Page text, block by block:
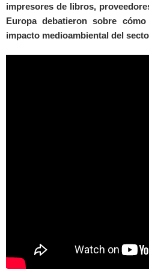
impresores de libros,
Europa debatieron sobre
impacto medioambiental del